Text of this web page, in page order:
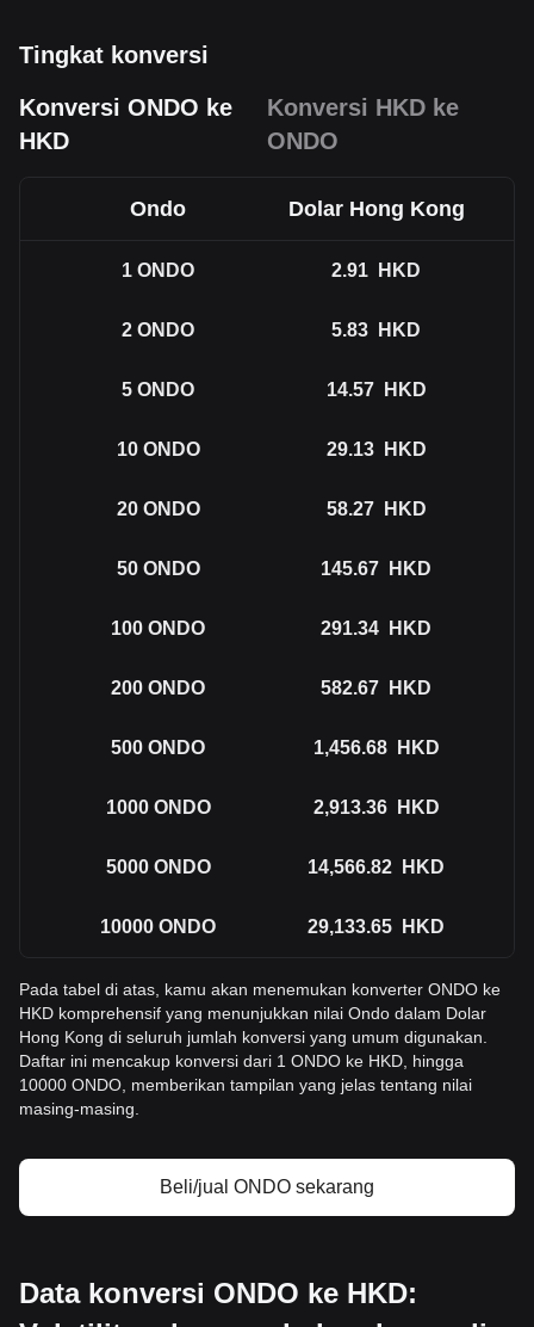
Tingkat konversi
Konversi ONDO ke
HKD
Konversi HKD ke
ONDO
Ondo Dolar Hong Kong
1 ONDO 2.91 HKD
2 ONDO 5.83 HKD
5 ONDO 14.57 HKD
10 ONDO 29.13 HKD
20 ONDO 58.27 HKD
50 ONDO 145.67 HKD
100 ONDO 291.34 HKD
200 ONDO 582.67 HKD
500 ONDO 1,456.68 HKD
1000 ONDO 2,913.36 HKD
5000 ONDO 14,566.82 HKD
10000 ONDO 29,133.65 HKD
Pada tabel di atas, kamu akan menemukan konverter ONDO ke
HKD komprehensif yang menunjukkan nilai Ondo dalam Dolar
Hong Kong di seluruh jumlah konversi yang umum digunakan.
Daftar ini mencakup konversi dari 1 ONDO ke HKD, hingga
10000 ONDO, memberikan tampilan yang jelas tentang nilai
masing-masing.
Beli/jual ONDO sekarang
Data konversi ONDO ke HKD: